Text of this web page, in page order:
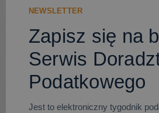
NEWSLETTER
Zapisz się na
Serwis
Podatkowego
Jest to elektroniczny tygodnik